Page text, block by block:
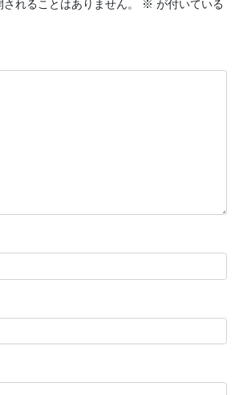
れることはありません。 ※ が付いている